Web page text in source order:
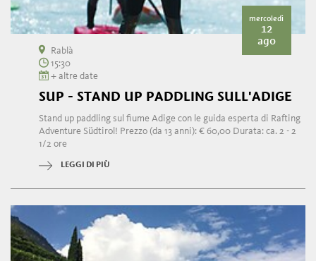
mercoledì
12
ago
Rablà
15:30
+ altre date
SUP - STAND UP PADDLING SULL'ADIGE
Stand up paddling sul fiume Adige con le guida esperta di Rafting
Adventure Südtirol! Prezzo (da 13 anni): € 60,00 Durata: ca. 2 - 2
1/2 ore
LEGGI DI PIÙ